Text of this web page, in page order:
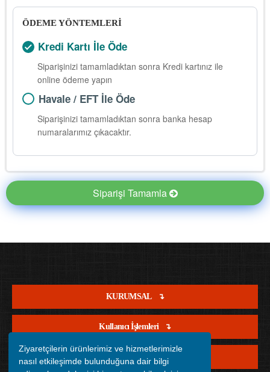
Ziyaretçilerin ürünlerimiz ve hizmetlerimizle
nasıl etkileşimde bulunduğuna dair bilgi
ÖDEME YÖNTEMLERİ
Kredi Kartı İle Öde
Siparişinizi tamamladıktan sonra Kredi kartınız ile
online ödeme yapın
Havale / EFT İle Öde
Siparişinizi tamamladıktan sonra banka hesap
numaralarımız çıkacaktır.
Siparişi Tamamla
KURUMSAL
Kullanıcı İşlemleri
Satış İşlemleri